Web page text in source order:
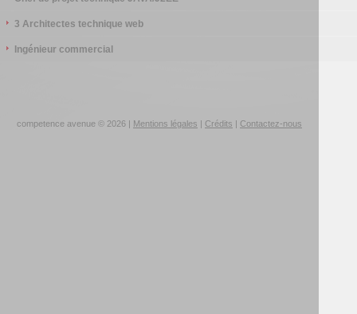
3 Architectes technique web
Ingénieur commercial
competence avenue © 2026 | Mentions légales Crédits Contactez-nous